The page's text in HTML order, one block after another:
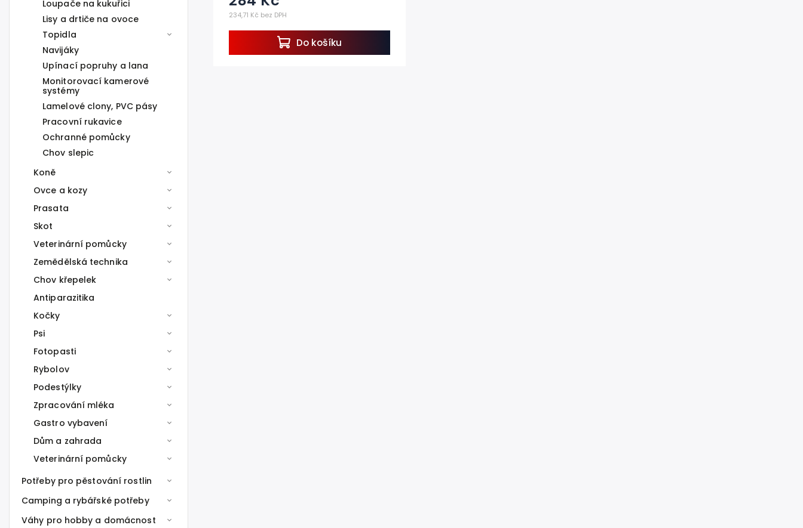
Loupače na kukuřici
Lisy a drtiče na ovoce
Topidla
Navijáky
Upínací popruhy a lana
Monitorovací kamerové
systémy
Lamelové clony, PVC pásy
Pracovní rukavice
Ochranné pomůcky
Chov slepic
Koně
Ovce a kozy
Prasata
Skot
Veterinární pomůcky
Zemědělská technika
Chov křepelek
Antiparazitika
Kočky
Psi
Fotopasti
Rybolov
Podestýlky
Zpracování mléka
Gastro vybavení
Dům a zahrada
Veterinární pomůcky
Potřeby pro pěstování rostlin
Camping a rybářské potřeby
Váhy pro hobby a domácnost
234,71 Kč bez DPH
Do košíku